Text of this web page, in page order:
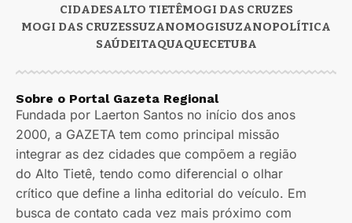
CIDADESALTO TIETÊMOGI DAS CRUZES
MOGI DAS CRUZESSUZANOMOGISUZANOPOLÍTICA
SAÚDEITAQUAQUECETUBA
Sobre o Portal Gazeta Regional
Fundada por Laerton Santos no início dos anos
2000, a GAZETA tem como principal missão
integrar as dez cidades que compõem a região
do Alto Tietê, tendo como diferencial o olhar
crítico que define a linha editorial do veículo. Em
busca de contato cada vez mais próximo com